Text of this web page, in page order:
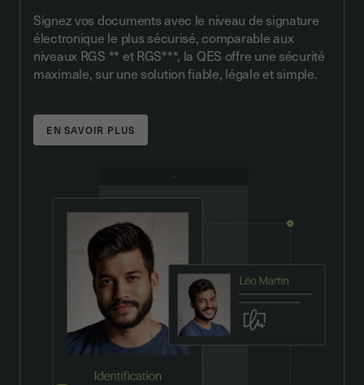
Signez vos documents avec le niveau de signature
électronique le plus sécurisé, comparable aux
niveaux RGS ** et RGS***, la QES offre une sécurité
maximale, sur une solution fiable, légale et simple.
EN SAVOIR PLUS